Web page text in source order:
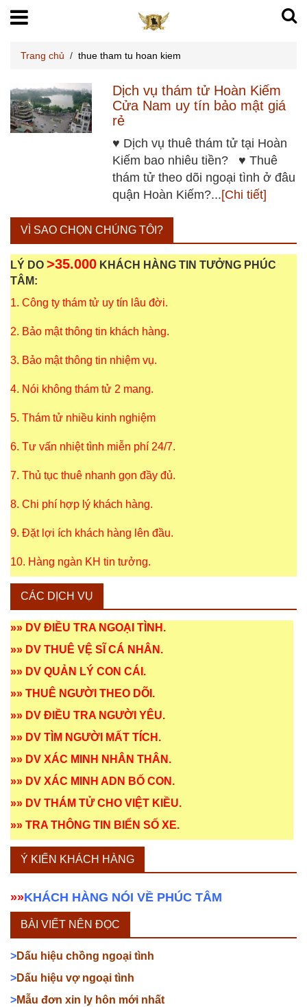
Trang chủ / thue tham tu hoan kiem
Dịch vụ thám tử Hoàn Kiếm
Cửa Nam uy tín bảo mật giá
rẻ
♥ Dịch vụ thuê thám tử tại Hoàn
Kiếm bao nhiêu tiền? ♥ Thuê
thám tử theo dõi ngoại tình ở đâu
quận Hoàn Kiếm?...[Chi tiết]
VÌ SAO CHỌN CHÚNG TÔI?
LÝ DO >35.000 KHÁCH HÀNG TIN TƯỞNG PHÚC
TÂM:
1. Công ty thám tử uy tín lâu đời.
2. Bảo mật thông tin khách hàng.
3. Bảo mật thông tin nhiệm vụ.
4. Nói không thám tử 2 mang.
5. Thám tử nhiều kinh nghiệm
6. Tư vấn nhiệt tình miễn phí 24/7.
7. Thủ tục thuê nhanh gọn đầy đủ.
8. Chi phí hợp lý khách hàng.
9. Đặt lợi ích khách hàng lên đầu.
10. Hàng ngàn KH tin tưởng.
CÁC DỊCH VỤ
»» DV ĐIỀU TRA NGOẠI TÌNH .
»» DV THUÊ VỆ SĨ CÁ NHÂN .
»» DV QUẢN LÝ CON CÁI .
»» THUÊ NGƯỜI THEO DÕI .
»» DV ĐIỀU TRA NGƯỜI YÊU.
»» DV TÌM NGƯỜI MẤT TÍCH .
»» DV XÁC MINH NHÂN THÂN .
»» DV XÁC MINH ADN BỐ CON .
»» DV THÁM TỬ CHO VIỆT KIỀU.
»» TRA THÔNG TIN BIỂN SỐ XE.
Ý KIẾN KHÁCH HÀNG
»»KHÁCH HÀNG NÓI VỀ PHÚC TÂM
BÀI VIẾT NÊN ĐỌC
>Dấu hiệu chồng ngoại tình
>Dấu hiệu vợ ngoại tình
>Mẫu đơn xin ly hôn mới nhất